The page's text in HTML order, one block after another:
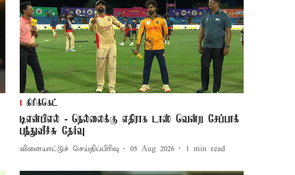
கிரிக்கெட்
டிஎன்பிஎல் - நெல்லைக்கு எதிராக டாஸ் வென்ற சேப்பாக்
பந்துவீச்சு தேர்வு
விளையாட்டுச் செய்திப்பிரிவு 05 Aug 2026 1 min read